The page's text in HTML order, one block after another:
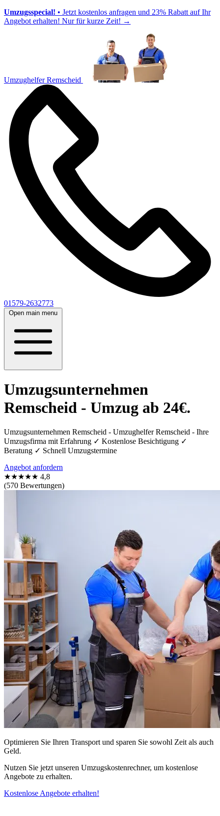
Umzugsspecial! • Jetzt kostenlos anfragen und 23% Rabatt auf Ihr
Angebot erhalten! Nur für kurze Zeit! →
Umzughelfer Remscheid
01579-2632773
Open main menu
Umzugsunternehmen
Remscheid - Umzug ab 24€.
Umzugsunternehmen Remscheid - Umzughelfer Remscheid - Ihre
Umzugsfirma mit Erfahrung ✓ Kostenlose Besichtigung ✓
Beratung ✓ Schnell Umzugstermine
Angebot anfordern
★★★★★ 4,8
(570 Bewertungen)
Optimieren Sie Ihren Transport und sparen Sie sowohl Zeit als auch
Geld.
Nutzen Sie jetzt unseren Umzugskostenrechner, um kostenlose
Angebote zu erhalten.
Kostenlose Angebote erhalten!